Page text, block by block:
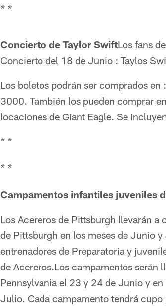
* *
Concierto de Taylor SwiftLos fans
Concierto del 18 de Junio : Taylos
Los boletos podrán ser comprados
3000. También los pueden comprar
locaciones de Giant Eagle. Se
* *
* *
Campamentos infantiles juveniles
Los Acereros de Pittsburgh llevarán a
de Pittsburgh en los meses de Junio
entrenadores de Preparatoria y
de Acereros.Los campamentos serán
Pennsylvania el 23 y 24 de Junio y
Julio. Cada campamento tendrá